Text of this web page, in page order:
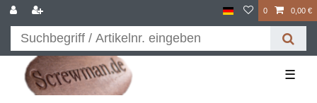
0 0,00 €
☰